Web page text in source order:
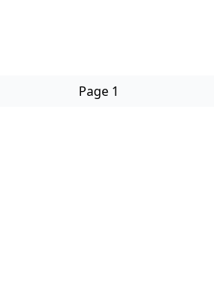
Page 1